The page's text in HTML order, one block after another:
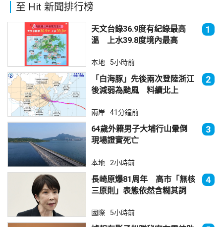
至 Hit 新聞排行榜
天文台錄36.9度有紀錄最高
溫 上水39.8度境內最高
1
本地 5小時前
「白海豚」先後兩次登陸浙江
後減弱為颱風 料續北上
2
兩岸 41分鐘前
64歲外籍男子大埔行山暈倒
現場證實死亡
3
本地 2小時前
長崎原爆81周年 高市「無核
三原則」表態依然含糊其詞
4
國際 5小時前